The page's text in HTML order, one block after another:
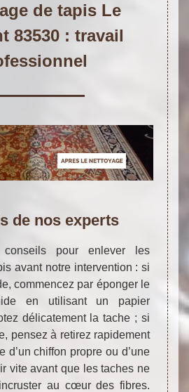
de tapis Le
83530 : travail
de nos experts
conseils pour enlever les
avant notre intervention : si
commencez par éponger le
en utilisant un papier
délicatement la tache ; si
pensez à retirez rapidement
d’un chiffon propre ou d’une
vite avant que les taches ne
au cœur des fibres.